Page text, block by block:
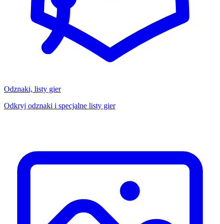
Odznaki, listy gier
Odkryj odznaki i specjalne listy gier